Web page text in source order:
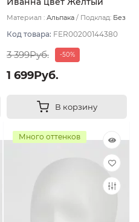
Материал : Альпака Подклад: Без
Код товара: FER00200144380
3 399Руб. -50%
1 699Руб.
В корзину
Много оттенков